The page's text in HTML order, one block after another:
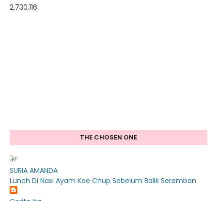
2,730,116
THE CHOSEN ONE
SURIA AMANDA
Lunch Di Nasi Ayam Kee Chup Sebelum Balik Seremban